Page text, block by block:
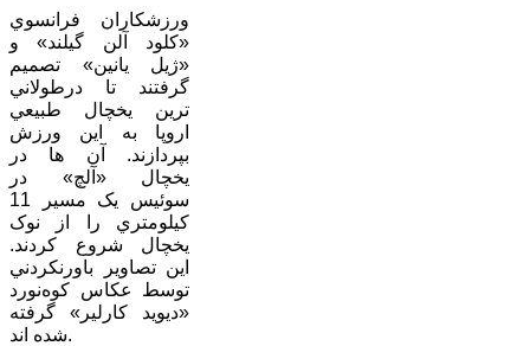
ورزشکاران فرانسوي
«کلود آلن گيلند» و
«ژيل يانين» تصميم
گرفتند تا درطولاني
ترين يخچال طبيعي
اروپا به اين ورزش
بپردازند. آن ها در
يخچال «آلچ» در
سوئيس يک مسير 11
کيلومتري را از نوک
يخچال شروع کردند.
اين تصاوير باورنکردني
توسط عکاس کوه‌نورد
«ديويد کارلير» گرفته
شده اند.